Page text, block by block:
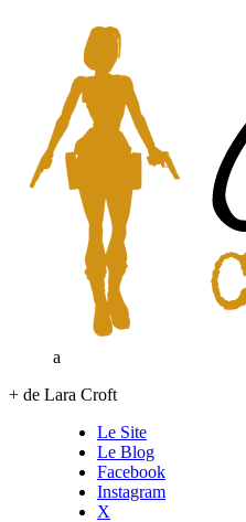
a
+ de Lara Croft
Le Site
Le Blog
Facebook
Instagram
X